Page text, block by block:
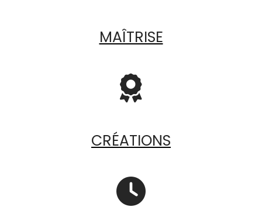
MAÎTRISE

CRÉATIONS
